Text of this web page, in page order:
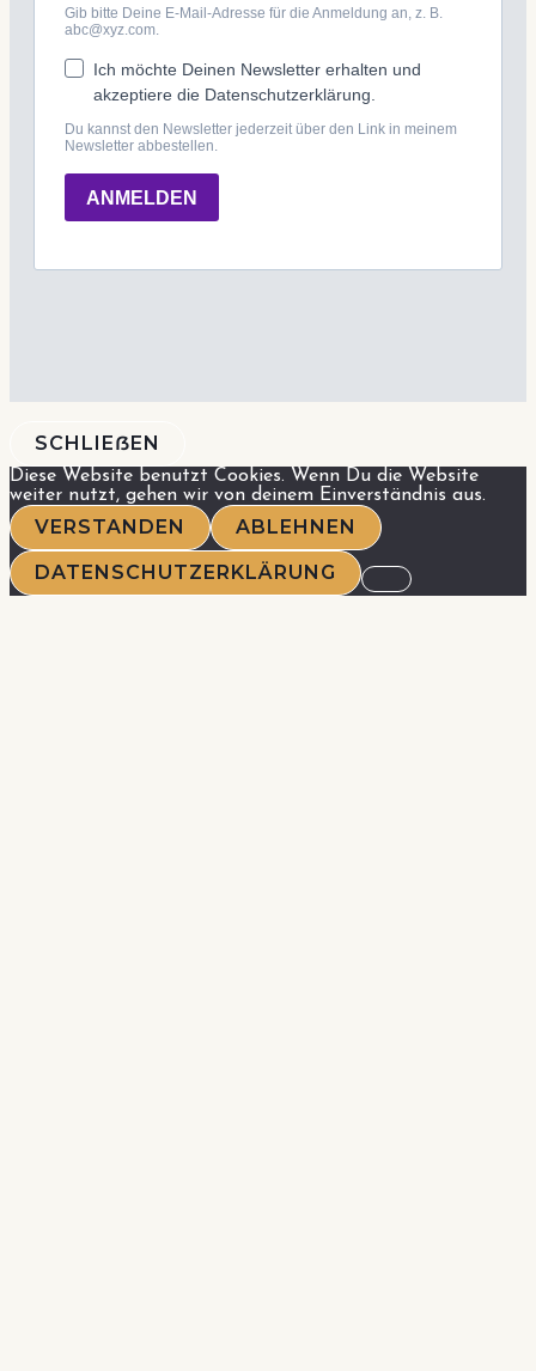
SCHLIEẞEN
Diese Website benutzt Cookies. Wenn Du die Website
weiter nutzt, gehen wir von deinem Einverständnis aus.
VERSTANDEN
ABLEHNEN
DATENSCHUTZERKLÄRUNG